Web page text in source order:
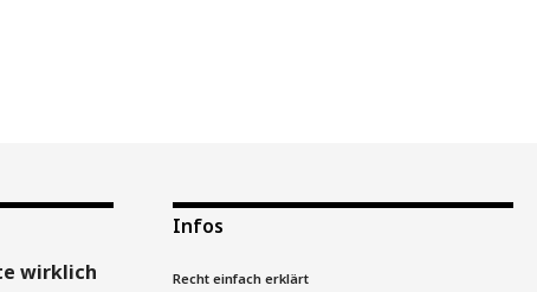
wirklich
Infos
Recht einfach erklärt